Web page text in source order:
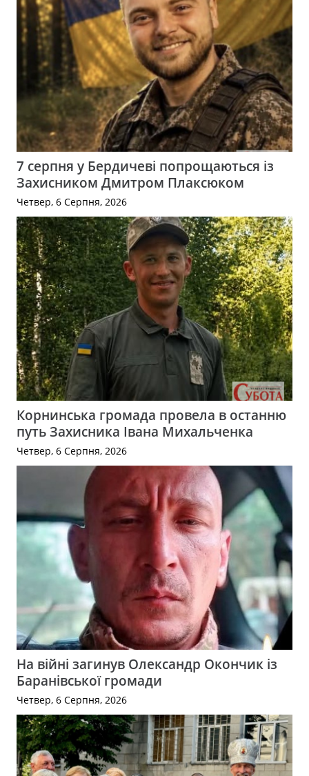
7 серпня у Бердичеві попрощаються із
Захисником Дмитром Плаксюком
Четвер, 6 Серпня, 2026
Корнинська громада провела в останню
путь Захисника Івана Михальченка
Четвер, 6 Серпня, 2026
На війні загинув Олександр Окончик із
Баранівської громади
Четвер, 6 Серпня, 2026